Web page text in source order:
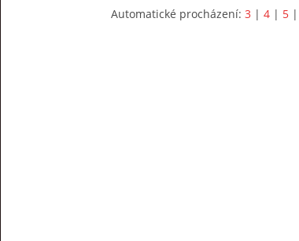
Automatické procházení: 3 | 4 | 5 |